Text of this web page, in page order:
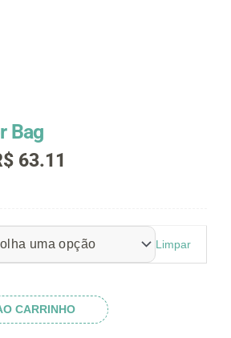
Bag
63.11
através
R$ 63.11
Limpar
CARRINHO